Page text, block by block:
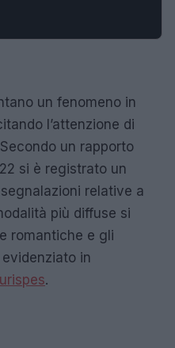
un fenomeno in
l’attenzione di
un rapporto
si è registrato un
relative a
più diffuse si
romantiche e gli
in
.